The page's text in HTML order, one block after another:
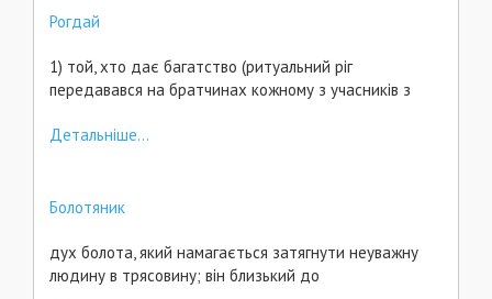
Рогдай
1) той, хто дає багатство (ритуальний ріг
передавався на братчинах кожному з учасників з
Детальніше...
Болотяник
дух болота, який намагається затягнути неуважну
людину в трясовину; він близький до